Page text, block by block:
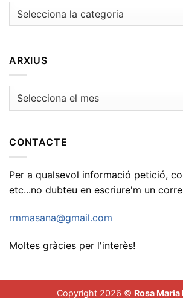
Temes
ARXIUS
Arxius
CONTACTE
Per a qualsevol informació petició,
etc...no dubteu en escriure'm un
rmmasana@gmail.com
Moltes gràcies per l'interès!
Copyright 2026 © Rosa Maria